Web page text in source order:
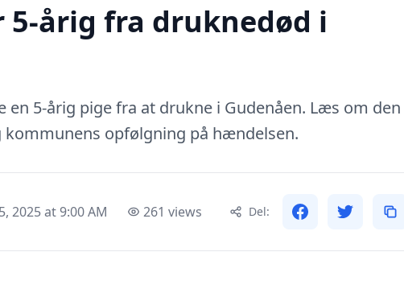
årig fra druknedød i
en 5-årig pige fra at drukne i Gudenåen. Læs om den
opfølgning på hændelsen.
2025 at 9:00 AM 261 views Del: